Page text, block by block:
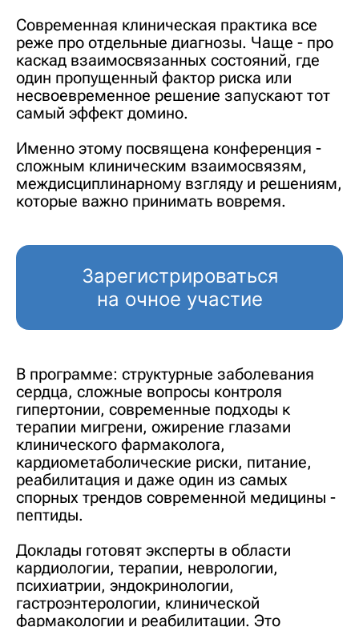
Современная клиническая практика все
реже про отдельные диагнозы. Чаще - про
каскад взаимосвязанных состояний, где
один пропущенный фактор риска или
несвоевременное решение запускают тот
самый эффект домино.
Именно этому посвящена конференция -
сложным клиническим взаимосвязям,
междисциплинарному взгляду и решениям,
которые важно принимать вовремя.
Зарегистрироваться
на очное участие
В программе: структурные заболевания
сердца, сложные вопросы контроля
гипертонии, современные подходы к
терапии мигрени, ожирение глазами
клинического фармаколога,
кардиометаболические риски, питание,
реабилитация и даже один из самых
спорных трендов современной медицины -
пептиды.
Доклады готовят эксперты в области
кардиологии, терапии, неврологии,
психиатрии, эндокринологии,
гастроэнтерологии, клинической
фармакологии и реабилитации. Это